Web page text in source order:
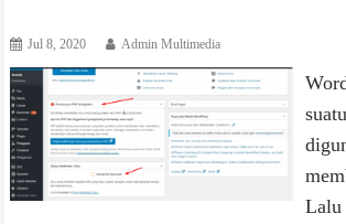
Jul 8, 2020 Admin Multimedia